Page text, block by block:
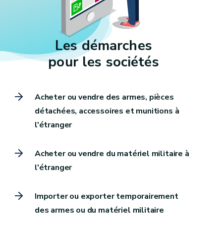
Les démarches
pour les sociétés
Acheter ou vendre des armes, pièces
détachées, accessoires et munitions à
l'étranger
Acheter ou vendre du matériel militaire à
l'étranger
Importer ou exporter temporairement
des armes ou du matériel militaire